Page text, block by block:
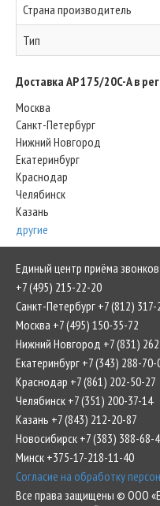
Страна производитель
Тип
Доставка AP 175/20C-A в
Москва
Санкт-Петербург
Нижний Новгород
Екатеринбург
Краснодар
Челябинск
Казань
другие
Единый центр приёма
+7 (495) 215-22-20
Санкт-Петербург +7 (812) 317-
Москва +7 (495) 150-35-72
Нижний Новгород +7 (831)
Екатеринбург +7 (343) 288-70-
Краснодар +7 (861) 202-50-27
Челябинск +7 (351) 200-37-14
Казань +7 (843) 212-20-87
Новосибирск +7 (383) 388-68-
Минск +375-17-218-11-40
Согласие на обработку
Все права защищены © ООО